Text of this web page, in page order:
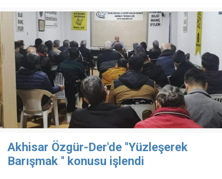
Akhisar Özgür-Der'de ''Yüzleşerek
Barışmak '' konusu işlendi